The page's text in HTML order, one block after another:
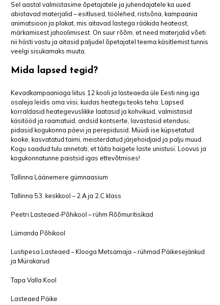
Sel aastal valmistasime õpetajatele ja juhendajatele ka uued
abistavad materjalid – esitlused, töölehed, ristsõna, kampaania
animatsioon ja plakat, mis aitavad lastega rääkida heateost,
märkamisest jahoolimisest. On suur rõõm, et need materjalid võeti
nii hästi vastu ja aitasid paljudel õpetajatel teema käsitlemist tunnis
veelgi sisukamaks muuta.
Mida lapsed tegid?
Kevadkampaaniaga liitus 12 kooli ja lasteaeda üle Eesti ning iga
osaleja leidis oma viisi, kuidas heategu teoks teha. Lapsed
korraldasid heategevuslikke laatasid ja kohvikuid, valmistasid
käsitööd ja raamatuid, andsid kontserte, lavastasid etendusi,
pidasid kogukonna päevi ja perepidusid. Müüdi ise küpsetatud
kooke, kasvatatud taimi, meisterdatud järjehoidjaid ja palju muud.
Kogu saadud tulu annetati, et täita haigete laste unistusi. Loovus ja
kogukonnatunne paistsid igas ettevõtmises!
Tallinna Läänemere gümnaasium
Tallinna 53. keskkool – 2.A ja 2.C klass
Peetri Lasteaed-Põhikool – rühm Rõõmuritisikad
Lümanda Põhikool
Lustipesa Lasteaed – Klooga Metsamaja – rühmad Päikesejänkud
ja Mürakarud
Tapa Valla Kool
Lasteaed Päike